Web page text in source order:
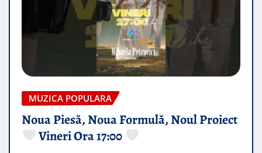
MUZICA POPULARA
Noua Piesă, Noua Formulă, Noul Proiect
Vineri Ora 17:00